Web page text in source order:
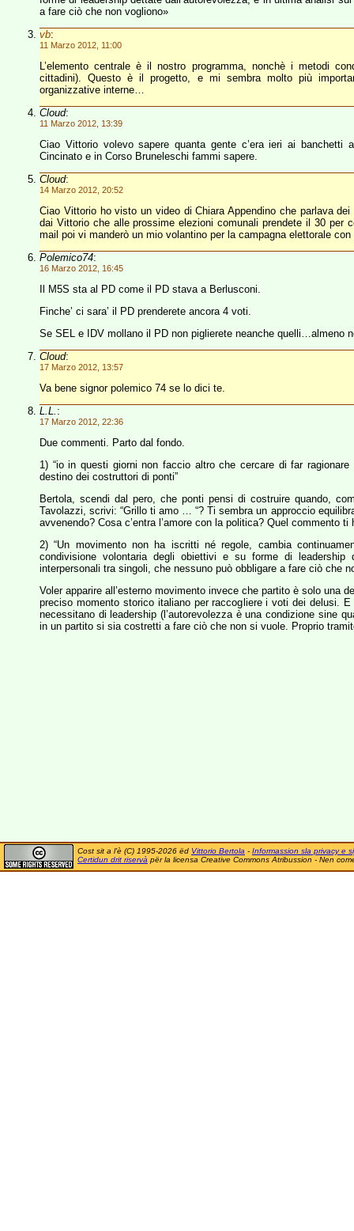
a fare ciò che non vogliono»
vb:
11 Marzo 2012, 11:00
L’elemento centrale è il nostro programma, nonchè i metodi
cittadini). Questo è il progetto, e mi sembra molto più
organizzative interne…
Cloud:
11 Marzo 2012, 13:39
Ciao Vittorio volevo sapere quanta gente c’era ieri ai
Cincinato e in Corso Bruneleschi fammi sapere.
Cloud:
14 Marzo 2012, 20:52
Ciao Vittorio ho visto un video di Chiara Appendino che parlava
dai Vittorio che alle prossime elezioni comunali prendete il 30
mail poi vi manderò un mio volantino per la campagna elettorale
Polemico74:
16 Marzo 2012, 16:45
Il M5S sta al PD come il PD stava a Berlusconi.
Finche’ ci sara’ il PD prenderete ancora 4 voti.
Se SEL e IDV mollano il PD non piglierete neanche quelli…almeno
Cloud:
17 Marzo 2012, 13:57
Va bene signor polemico 74 se lo dici te.
L.L. :
17 Marzo 2012, 22:36
Due commenti. Parto dal fondo.
1) “io in questi giorni non faccio altro che cercare di far
destino dei costruttori di ponti”
Bertola, scendi dal pero, che ponti pensi di costruire quando,
Tavolazzi, scrivi: “Grillo ti amo … “? Ti sembra un approccio
avvenendo? Cosa c’entra l’amore con la politica? Quel commento ti
2) “Un movimento non ha iscritti né regole, cambia
condivisione volontaria degli obiettivi e su forme di leadership
interpersonali tra singoli, che nessuno può obbligare a fare ciò che
Voler apparire all’esterno movimento invece che partito è solo una
preciso momento storico italiano per raccogliere i voti dei delusi.
necessitano di leadership (l’autorevolezza è una condizione sine
in un partito si sia costretti a fare ciò che non si vuole. Proprio
Cost sit a l'è (C) 1995-2026 ëd Vittorio Bertola - Informassion sla privacy e
Certidun drit riservà për la licensa Creative Commons Atribussion - Nen